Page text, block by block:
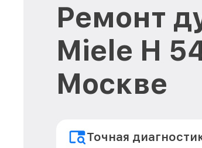
Ремонт
Miele H
Москве
Точная